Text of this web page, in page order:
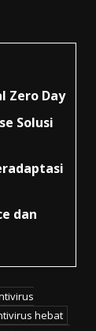
Zero Day
Solusi
dan
hebat